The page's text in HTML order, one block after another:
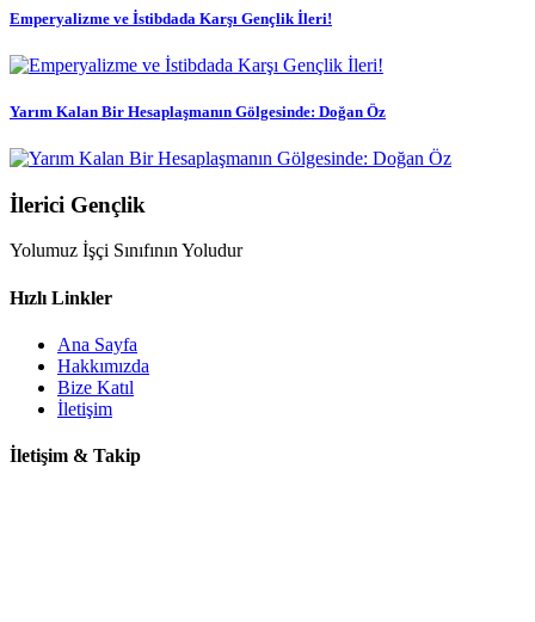
Emperyalizme ve İstibdada Karşı Gençlik İleri!
Yarım Kalan Bir Hesaplaşmanın Gölgesinde: Doğan Öz
İlerici Gençlik
Yolumuz İşçi Sınıfının Yoludur
Hızlı Linkler
Ana Sayfa
Hakkımızda
Bize Katıl
İletişim
İletişim & Takip